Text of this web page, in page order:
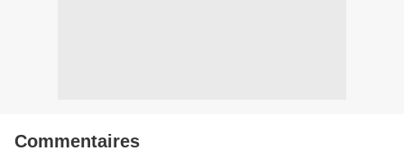
Commentaires